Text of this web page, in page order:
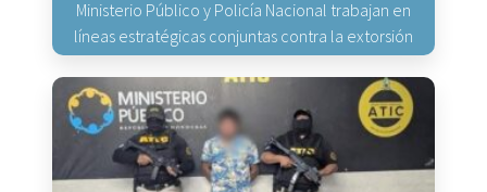
Ministerio Público y Policía Nacional trabajan en
líneas estratégicas conjuntas contra la extorsión